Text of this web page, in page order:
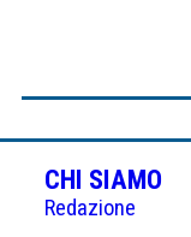
CHI SIAMO
Redazione